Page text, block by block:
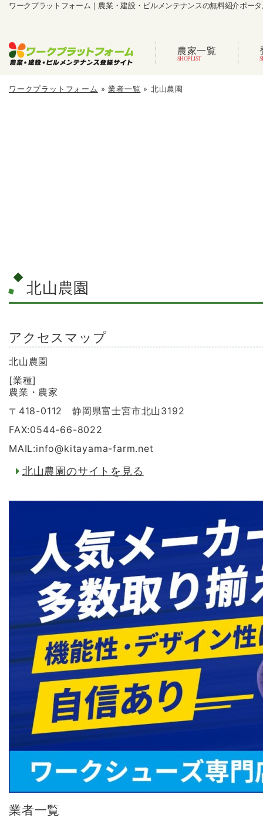
ワークプラットフォーム｜農業・建設・ビルメンテナンスの無料紹介ポー
農家一覧
ワークプラットフォーム »業者一覧 » 北山農園
北山農園
アクセスマップ
北山農園
[業種]
農業・農家
〒418-0112 静岡県富士宮市北山3192
FAX:0544-66-8022
MAIL:info@kitayama-farm.net
北山農園のサイトを見る
業者一覧